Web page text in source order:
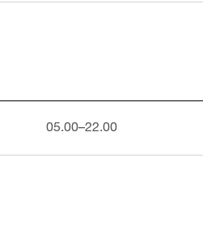
05.00–22.00